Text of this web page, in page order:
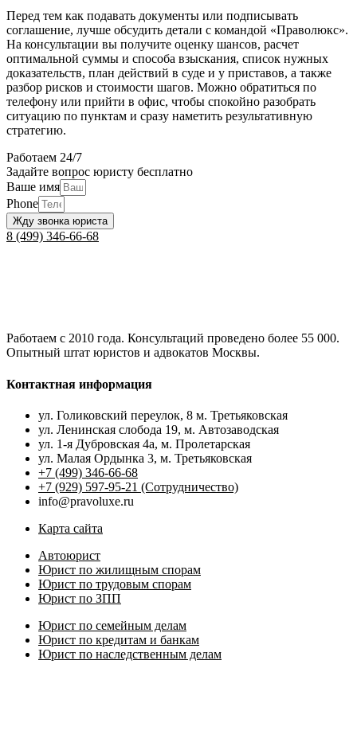
Перед тем как подавать документы или подписывать
соглашение, лучше обсудить детали с командой «Праволюкс».
На консультации вы получите оценку шансов, расчет
оптимальной суммы и способа взыскания, список нужных
доказательств, план действий в суде и у приставов, а также
разбор рисков и стоимости шагов. Можно обратиться по
телефону или прийти в офис, чтобы спокойно разобрать
ситуацию по пунктам и сразу наметить результативную
стратегию.
Работаем 24/7
Задайте вопрос юристу бесплатно
Ваше имя
Phone
Жду звонка юриста
8 (499) 346-66-68
Работаем с 2010 года. Консультаций проведено более 55 000.
Опытный штат юристов и адвокатов Москвы.
Контактная информация
ул. Голиковский переулок, 8 м. Третьяковская
ул. Ленинская слобода 19, м. Автозаводская
ул. 1-я Дубровская 4а, м. Пролетарская
ул. Малая Ордынка 3, м. Третьяковская
+7 (499) 346-66-68
+7 (929) 597-95-21 (Сотрудничество)
info@pravoluxe.ru
Карта сайта
Автоюрист
Юрист по жилищным спорам
Юрист по трудовым спорам
Юрист по ЗПП
Юрист по семейным делам
Юрист по кредитам и банкам
Юрист по наследственным делам